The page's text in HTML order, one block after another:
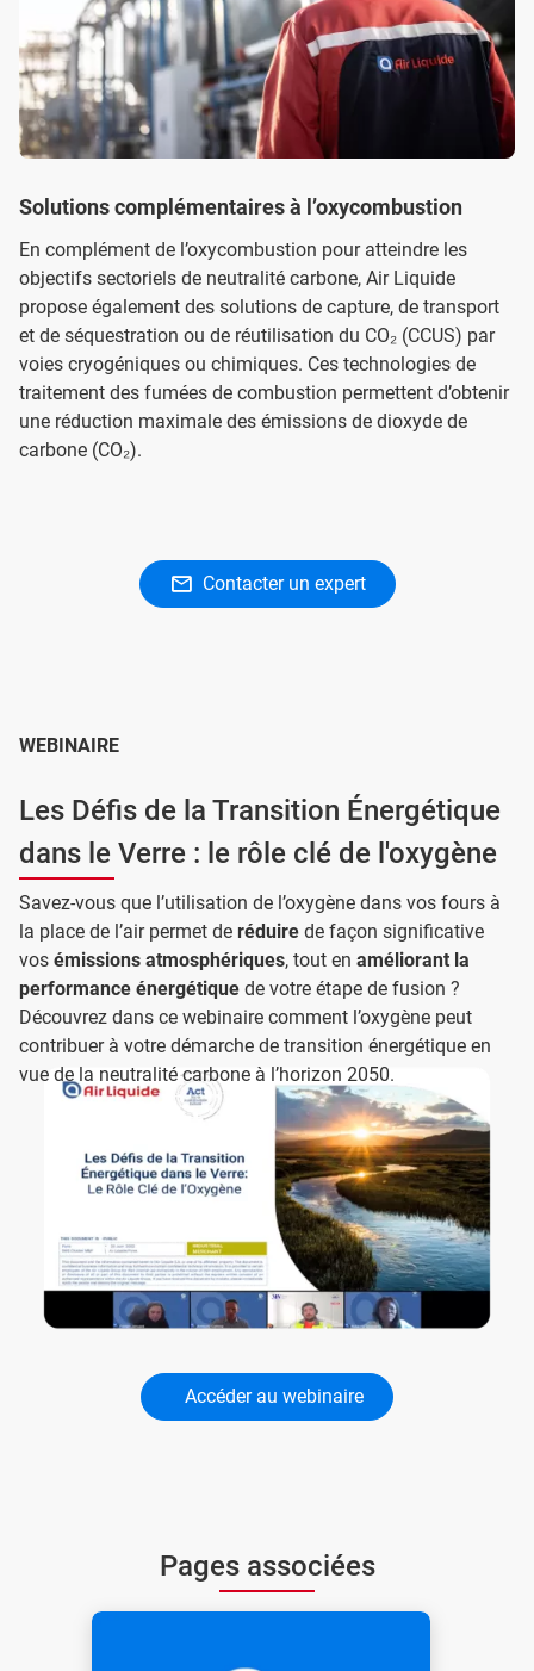
Solutions complémentaires à l’oxycombustion
En complément de l’oxycombustion pour atteindre les
objectifs sectoriels de neutralité carbone, Air Liquide
propose également des solutions de capture, de transport
et de séquestration ou de réutilisation du CO₂ (CCUS) par
voies cryogéniques ou chimiques. Ces technologies de
traitement des fumées de combustion permettent d’obtenir
une réduction maximale des émissions de dioxyde de
carbone (CO₂).
Contacter un expert
WEBINAIRE
Les Défis de la Transition Énergétique
dans le Verre : le rôle clé de l'oxygène
Savez-vous que l’utilisation de l’oxygène dans vos fours à
la place de l’air permet de réduire de façon significative
vos émissions atmosphériques, tout en améliorant la
performance énergétique de votre étape de fusion ?
Découvrez dans ce webinaire comment l’oxygène peut
contribuer à votre démarche de transition énergétique en
vue de la neutralité carbone à l’horizon 2050.
Accéder au webinaire
Pages associées